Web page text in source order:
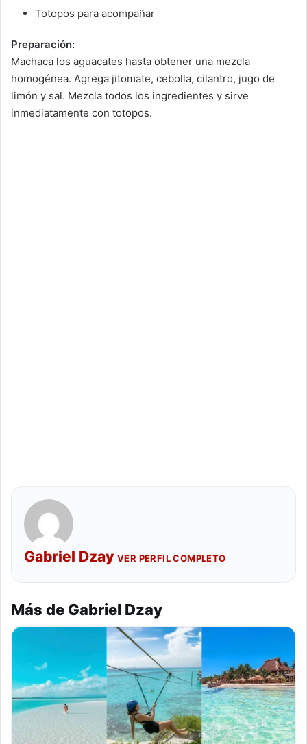
Totopos para acompañar
Preparación:
Machaca los aguacates hasta obtener una mezcla
homogénea. Agrega jitomate, cebolla, cilantro, jugo de
limón y sal. Mezcla todos los ingredientes y sirve
inmediatamente con totopos.
Gabriel Dzay VER PERFIL COMPLETO
Más de Gabriel Dzay